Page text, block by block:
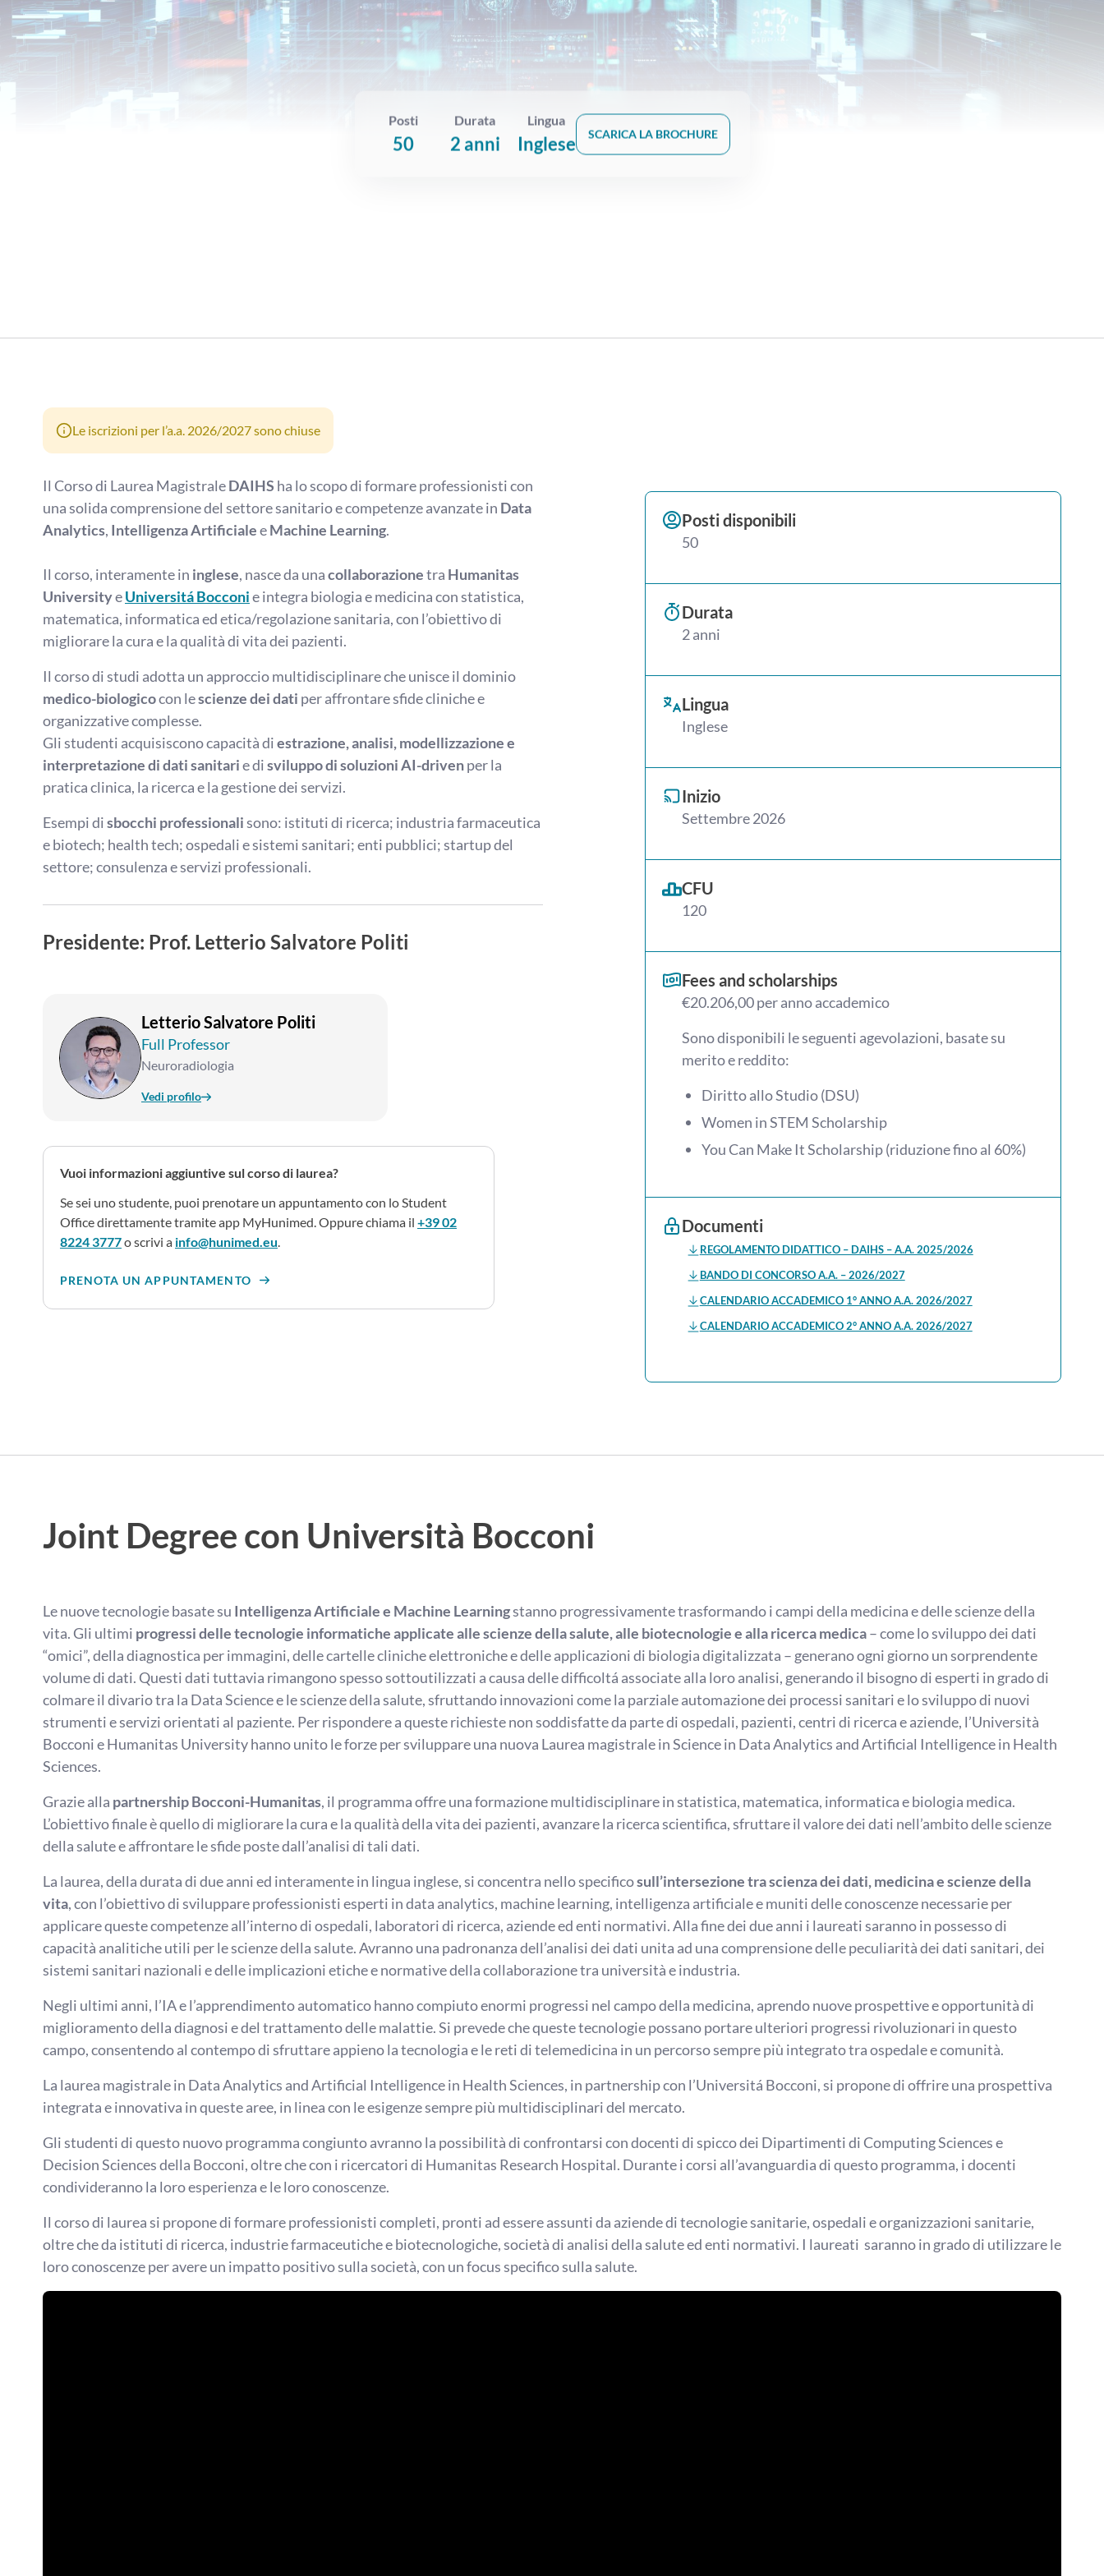
Posti
50
Durata
2 anni
Lingua
Inglese SCARICA LA BROCHURE
Le iscrizioni per l’a.a. 2026/2027 sono chiuse
Il Corso di Laurea MagistraleDAIHS ha lo scopo di formare professionisti con
una solida comprensione del settore sanitario e competenze avanzate in Data
Analytics, Intelligenza ArtificialeeMachine Learning.
Il corso, interamente in inglese, nasce da unacollaborazionetra Humanitas
UniversityeUniversitá Bocconie integra biologia e medicina con statistica,
matematica, informatica ed etica/regolazione sanitaria, con l’obiettivo di
migliorare la cura e la qualità di vita dei pazienti.
Il corso di studi adotta un approccio multidisciplinare che unisce il dominio
medico-biologicocon lescienze dei dati per affrontare sfide cliniche e
organizzative complesse.
Gli studenti acquisiscono capacità diestrazione, analisi, modellizzazione e
interpretazione di dati sanitarie disviluppo di soluzioni AI-drivenper la
pratica clinica, la ricerca e la gestione dei servizi.
Esempi disbocchi professionalisono: istituti di ricerca; industria farmaceutica
e biotech; health tech; ospedali e sistemi sanitari; enti pubblici; startup del
settore; consulenza e servizi professionali.
Presidente: Prof. Letterio Salvatore Politi
Letterio Salvatore Politi
Full Professor
Neuroradiologia
Vedi profilo
Vuoi informazioni aggiuntive sul corso di laurea?
Se sei uno studente, puoi prenotare un appuntamento con lo Student
Office direttamente tramite app MyHunimed. Oppure chiama il +39 02
8224 3777o scrivi a info@hunimed.eu.
PRENOTA UN APPUNTAMENTO
Posti disponibili
50
Durata
2 anni
Lingua
Inglese
Inizio
Settembre 2026
CFU
120
Fees and scholarships
€20.206,00 per anno accademico
Sono disponibili le seguenti agevolazioni, basate su
merito e reddito:
Diritto allo Studio (DSU)
Women in STEM Scholarship
You Can Make It Scholarship (riduzione fino al 60%)
Documenti
REGOLAMENTO DIDATTICO – DAIHS – A.A. 2025/2026
BANDO DI CONCORSO A.A. – 2026/2027
CALENDARIO ACCADEMICO 1° ANNO A.A. 2026/2027
CALENDARIO ACCADEMICO 2° ANNO A.A. 2026/2027
Joint Degree con Università Bocconi
Le nuove tecnologie basate su Intelligenza Artificiale e Machine Learningstanno progressivamente trasformando i campi della medicina e delle scienze della
vita. Gli ultimi progressi delle tecnologie informatiche applicate alle scienze della salute, alle biotecnologie e alla ricerca medica– come lo sviluppo dei dati
“omici”, della diagnostica per immagini, delle cartelle cliniche elettroniche e delle applicazioni di biologia digitalizzata – generano ogni giorno un sorprendente
volume di dati. Questi dati tuttavia rimangono spesso sottoutilizzati a causa delle difficoltá associate alla loro analisi, generando il bisogno di esperti in grado di
colmare il divario tra la Data Science e le scienze della salute, sfruttando innovazioni come la parziale automazione dei processi sanitari e lo sviluppo di nuovi
strumenti e servizi orientati al paziente. Per rispondere a queste richieste non soddisfatte da parte di ospedali, pazienti, centri di ricerca e aziende, l’Università
Bocconi e Humanitas University hanno unito le forze per sviluppare una nuova Laurea magistrale in Science in Data Analytics and Artificial Intelligence in Health
Sciences.
Grazie alla partnership Bocconi-Humanitas, il programma offre una formazione multidisciplinare in statistica, matematica, informatica e biologia medica.
L’obiettivo finale è quello di migliorare la cura e la qualità della vita dei pazienti, avanzare la ricerca scientifica, sfruttare il valore dei dati nell’ambito delle scienze
della salute e affrontare le sfide poste dall’analisi di tali dati.
La laurea, della durata di due anni ed interamente in lingua inglese, si concentra nello specificosull’intersezione tra scienza dei dati, medicina e scienze della
vita, con l’obiettivo di sviluppare professionisti esperti in data analytics, machine learning, intelligenza artificiale e muniti delle conoscenze necessarie per
applicare queste competenze all’interno di ospedali, laboratori di ricerca, aziende ed enti normativi. Alla fine dei due anni i laureati saranno in possesso di
capacità analitiche utili per le scienze della salute. Avranno una padronanza dell’analisi dei dati unita ad una comprensione delle peculiarità dei dati sanitari, dei
sistemi sanitari nazionali e delle implicazioni etiche e normative della collaborazione tra università e industria.
Negli ultimi anni, l’IA e l’apprendimento automatico hanno compiuto enormi progressi nel campo della medicina, aprendo nuove prospettive e opportunità di
miglioramento della diagnosi e del trattamento delle malattie. Si prevede che queste tecnologie possano portare ulteriori progressi rivoluzionari in questo
campo, consentendo al contempo di sfruttare appieno la tecnologia e le reti di telemedicina in un percorso sempre più integrato tra ospedale e comunità.
La laurea magistrale in Data Analytics and Artificial Intelligence in Health Sciences, in partnership con l’Universitá Bocconi, si propone di offrire una prospettiva
integrata e innovativa in queste aree, in linea con le esigenze sempre più multidisciplinari del mercato.
Gli studenti di questo nuovo programma congiunto avranno la possibilità di confrontarsi con docenti di spicco dei Dipartimenti di Computing Sciences e
Decision Sciences della Bocconi, oltre che con i ricercatori di Humanitas Research Hospital. Durante i corsi all’avanguardia di questo programma, i docenti
condivideranno la loro esperienza e le loro conoscenze.
Il corso di laurea si propone di formare professionisti completi, pronti ad essere assunti da aziende di tecnologie sanitarie, ospedali e organizzazioni sanitarie,
oltre che da istituti di ricerca, industrie farmaceutiche e biotecnologiche, società di analisi della salute ed enti normativi. I laureati saranno in grado di utilizzare le
loro conoscenze per avere un impatto positivo sulla società, con un focus specifico sulla salute.